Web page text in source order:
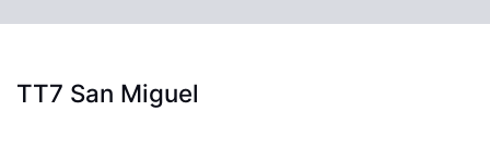
TT7 San Miguel